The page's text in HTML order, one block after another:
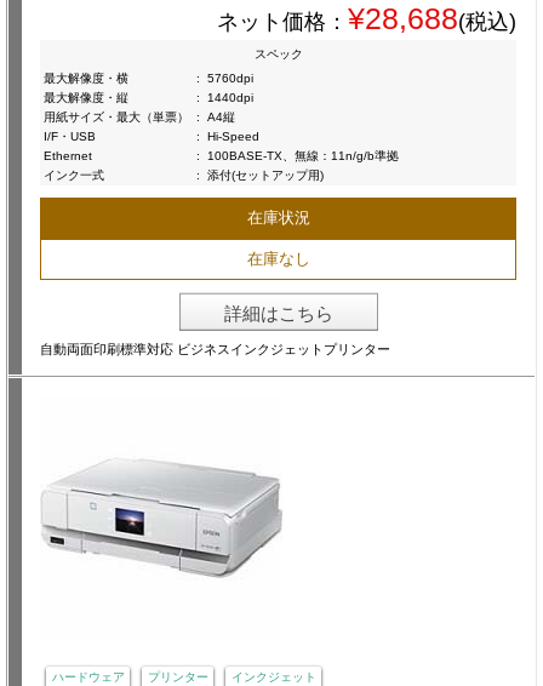
ネット価格： ¥28,688(税込)
スペック
最大解像度・横
:
5760dpi
最大解像度・縦
:
1440dpi
用紙サイズ・最大（単票）
:
A4縦
I/F・USB
:
Hi-Speed
Ethernet
:
100BASE-TX、無線：11n/g/b準拠
インク一式
: 添付(セットアップ用)
在庫状況
在庫なし
詳細はこちら
自動両面印刷標準対応 ビジネスインクジェットプリンター
ハードウェア プリンター インクジェット